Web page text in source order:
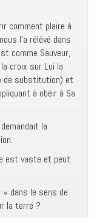
comment plaire à
l’a rélévé dans
comme Sauveur,
croix sur Lui la
de substitution) et
à obéir à Sa
la
est vaste et peut
» dans le sens de
la terre ?